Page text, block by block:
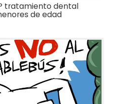
tratamiento dental
de edad